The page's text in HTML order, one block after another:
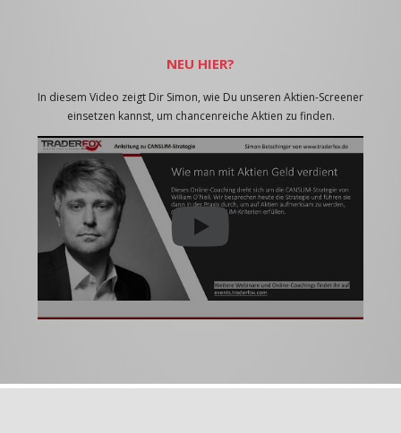
NEU HIER?
In diesem Video zeigt Dir Simon, wie Du unseren Aktien-Screener
einsetzen kannst, um chancenreiche Aktien zu finden.